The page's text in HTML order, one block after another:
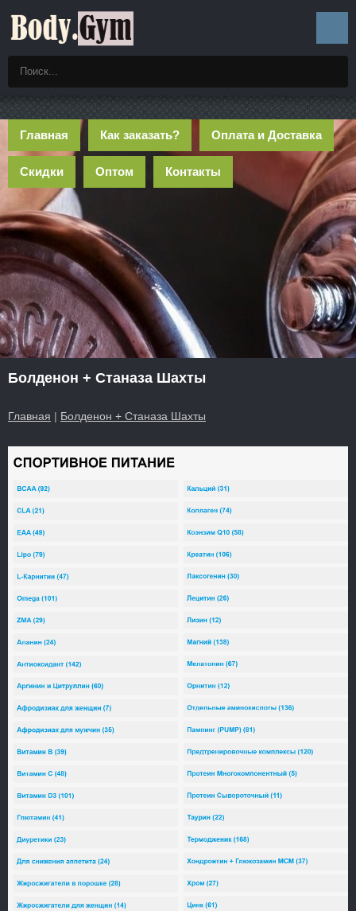
Главная Как заказать? Оплата и Доставка
Скидки Оптом Контакты
Болденон + Станаза Шахты
Главная | Болденон + Станаза Шахты